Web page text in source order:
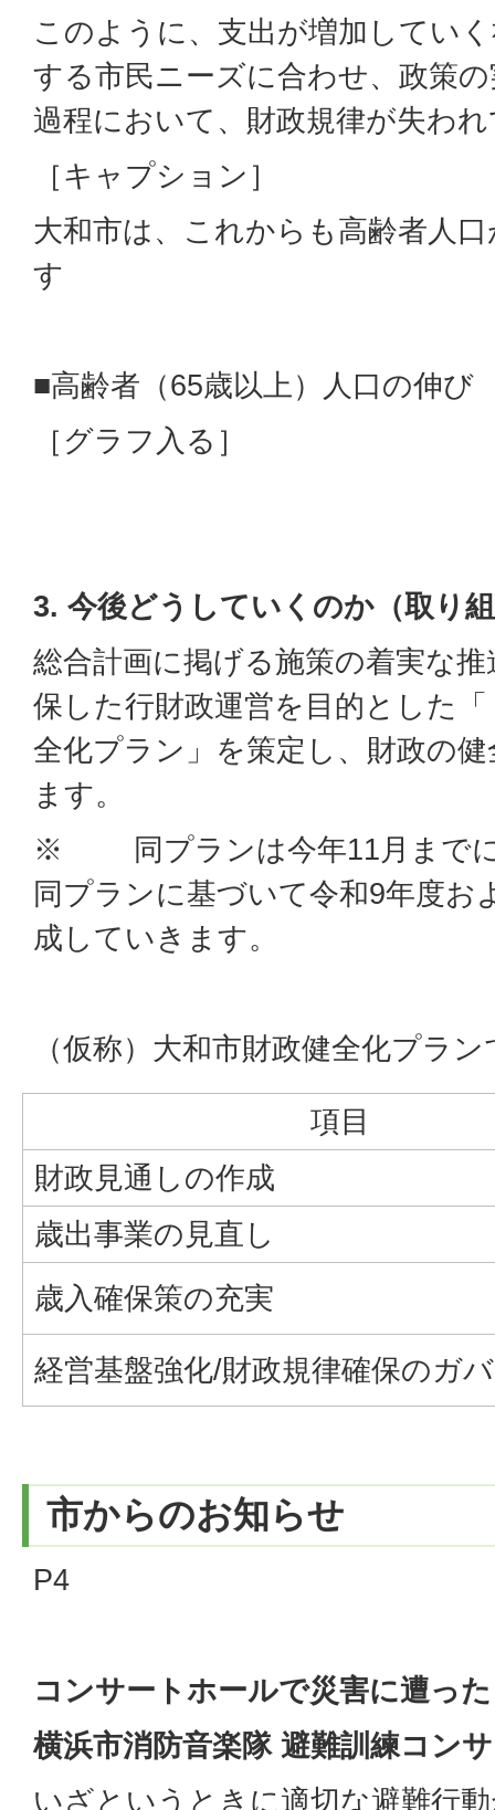
このように、支出が増加してい
する市民ニーズに合わせ、政策
過程において、財政規律が失わ
［キャプション］
大和市は、これからも高齢者人
す
■高齢者（65歳以上）人口の伸び
［グラフ入る］
3. 今後どうしていくのか（取り
総合計画に掲げる施策の着実な
保した行財政運営を目的とした
全化プラン」を策定し、財政の
ます。
※ 同プランは今年11月までに
同プランに基づいて令和9年度お
成していきます。
（仮称）大和市財政健全化プラ
項目
財政見通しの作成
歳出事業の見直し
歳入確保策の充実
経営基盤強化/財政規律確保のガ
市からのお知らせ
P4
コンサートホールで災害に遭っ
横浜市消防音楽隊 避難訓練コン
いざというときに適切な避難行